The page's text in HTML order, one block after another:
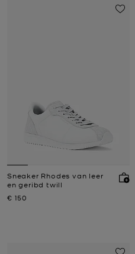
Sneaker Rhodes van leer
en geribd twill
Nu
€ 150